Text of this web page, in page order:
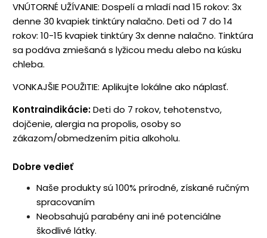
VNÚTORNÉ UŽÍVANIE: Dospelí a mladí nad 15 rokov: 3x
denne 30 kvapiek tinktúry nalačno. Deti od 7 do 14
rokov: 10-15 kvapiek tinktúry 3x denne nalačno. Tinktúra
sa podáva zmiešaná s lyžicou medu alebo na kúsku
chleba.
VONKAJŠIE POUŽITIE: Aplikujte lokálne ako náplasť.
Kontraindikácie:Deti do 7 rokov, tehotenstvo,
dojčenie, alergia na propolis, osoby so
zákazom/obmedzením pitia alkoholu.
Dobre vedieť
Naše produkty sú 100% prírodné, získané ručným
spracovaním
Neobsahujú parabény ani iné potenciálne
škodlivé látky.